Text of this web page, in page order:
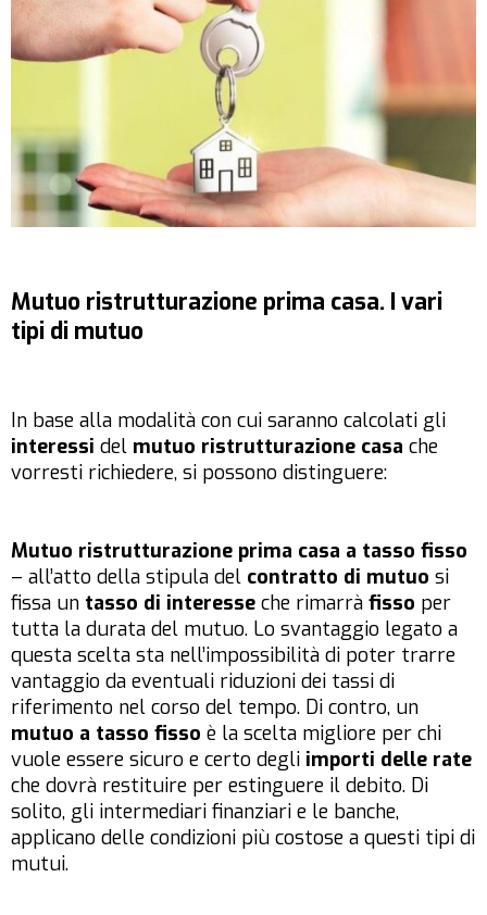
Mutuo ristrutturazione prima casa. I vari
tipi di mutuo
In base alla modalità con cui saranno calcolati gli
interessi del mutuo ristrutturazione casa che
vorresti richiedere, si possono distinguere:
Mutuo ristrutturazione prima casa a tasso fisso
– all’atto della stipula del contratto di mutuo si
fissa un tasso di interesse che rimarrà fisso per
tutta la durata del mutuo. Lo svantaggio legato a
questa scelta sta nell’impossibilità di poter trarre
vantaggio da eventuali riduzioni dei tassi di
riferimento nel corso del tempo. Di contro, un
mutuo a tasso fisso è la scelta migliore per chi
vuole essere sicuro e certo degli importi delle rate
che dovrà restituire per estinguere il debito. Di
solito, gli intermediari finanziari e le banche,
applicano delle condizioni più costose a questi tipi di
mutui.